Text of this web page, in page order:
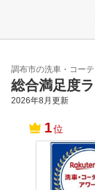
調布市の洗車・コー
総合満足度
2026年8月更新
1位